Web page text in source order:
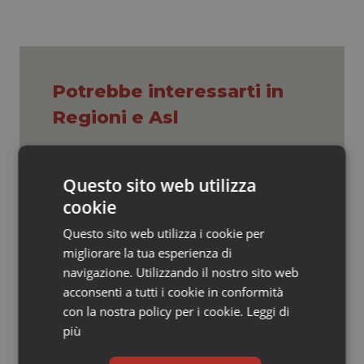
Veneto
Oncoematologia
Oncologia & Nutrizione
Psoriasi & pelle
Quotidiano Chirurgia
Quotidiano Oncologia
Quotidiano Pediatria
Rene & patologie urogenitali
Potrebbe interessarti in
Regioni e Asl
nel 2025 condotti 1.530 studi, il
numero più alto degli ultimi cinque
anni
Che pizza l’Inail…
Puglia. Unità di crisi sanitaria al lavoro,
Questo sito web utilizza
cookie
Questo sito web utilizza i cookie per
migliorare la tua esperienza di
navigazione. Utilizzando il nostro sito web
acconsenti a tutti i cookie in conformità
con la nostra policy per i cookie. Leggi di
più